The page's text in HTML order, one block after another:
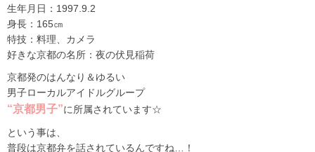
生年月日：1997.9.2
身長：165㎝
特技：料理、カメラ
好きな京都の名所：夜の伏見稲荷
京都発のはんなり＆ゆるい
男子ローカルアイドルグループ
“京都男子”に所属されています☆
という事は、
普段は京都弁を話されているんですね…！